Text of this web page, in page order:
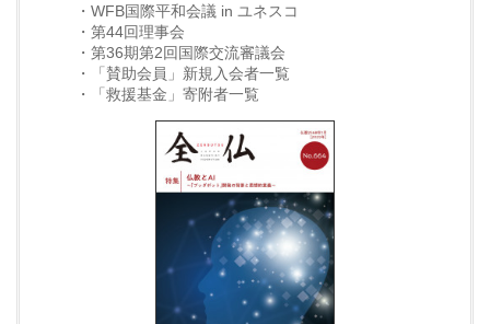
・WFB国際平和会議 in ユネスコ
・第44回理事会
・第36期第2回国際交流審議会
・「賛助会員」新規入会者一覧
・「救援基金」寄附者一覧